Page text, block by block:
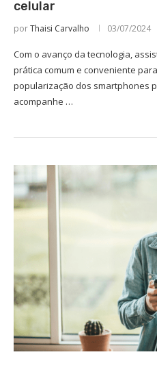
celular
porThaisi Carvalho 03/07/2024
Com o avanço da tecnologia,
prática comum e conveniente
popularização dos smartphones
acompanhe …